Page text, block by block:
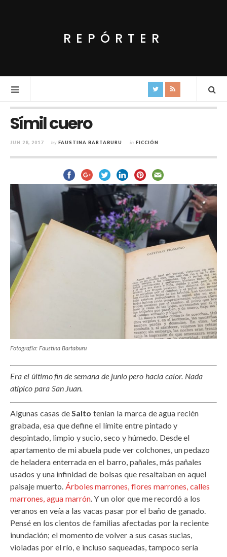
REPÓRTER
Símil cuero
JUN 28, 2017 by FAUSTINA BARTABURU in FICCIÓN
Fotografía: Faustina Bartaburu
Era el último fin de semana de junio pero hacía calor. Nada
atípico para San Juan.
Algunas casas deSalto tenían la marca de agua recién
grabada, esa que define el límite entre pintado y
despintado, limpio y sucio, seco y húmedo. Desde el
apartamento de mi abuela pude ver colchones, un pedazo
de heladera enterrada en el barro, pañales, más pañales
usados y una infinidad de bolsas que resaltaban en aquel
paisaje muerto. Árboles marrones, flores marrones, calles
marrones, agua marrón. Y un olor que me recordó a los
veranos en veía a las vacas pasar por el baño de ganado.
Pensé en los cientos de familias afectadas por la reciente
inundación; el momento de volver a sus casas sucias,
violadas por el río, e incluso saqueadas, tampoco sería